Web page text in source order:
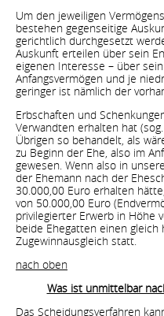
Um den jeweiligen
bestehen gegenseitige
gerichtlich durchgesetzt
Auskunft erteilen über sein
eigenen Interesse – über
Anfangsvermögen und je
geringer ist nämlich der
Erbschaften und
Verwandten erhalten hat
Übrigen so behandelt, als
zu Beginn der Ehe, also im
gewesen. Wenn also in
der Ehemann nach der
30.000,00 Euro erhalten
von 50.000,00 Euro
privilegierter Erwerb in Höhe
beide Ehegatten einen
Zugewinnausgleich statt.
nach oben
Was ist unmittelbar
Das Scheidungsverfahren